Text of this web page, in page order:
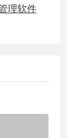
理软件